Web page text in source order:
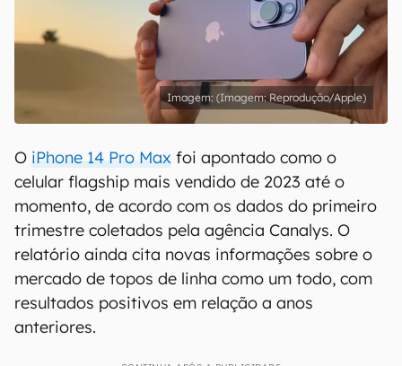
(Imagem: Reprodução/Apple)
O iPhone 14 Pro Max foi apontado como o
celular flagship mais vendido de 2023 até o
momento, de acordo com os dados do primeiro
trimestre coletados pela agência Canalys. O
relatório ainda cita novas informações sobre o
mercado de topos de linha como um todo, com
resultados positivos em relação a anos
anteriores.